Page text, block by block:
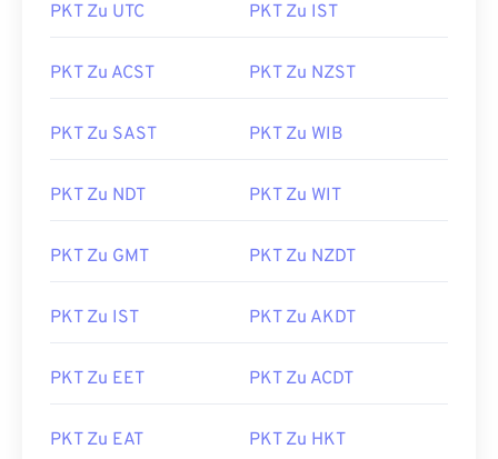
PKT Zu UTC PKT Zu IST
PKT Zu ACST PKT Zu NZST
PKT Zu SAST PKT Zu WIB
PKT Zu NDT PKT Zu WIT
PKT Zu GMT PKT Zu NZDT
PKT Zu IST PKT Zu AKDT
PKT Zu EET PKT Zu ACDT
PKT Zu EAT PKT Zu HKT